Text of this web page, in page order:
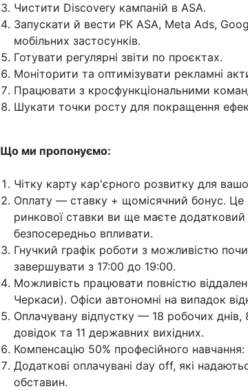
Чистити Discovery кампаній в ASA.
Запускати й вести РК ASA, Meta Ads,
мобільних застосунків.
Готувати регулярні звіти по проєктах.
Моніторити та оптимізувати рекламні
Працювати з кросфункціональними
Шукати точки росту для покращення
Що ми пропонуємо:
Чітку карту кар'єрного розвитку для
Оплату — ставку + щомісячний бонус. Це
ринкової ставки ви ще маєте
безпосередньо впливати.
Гнучкий графік роботи з можливістю
завершувати з 17:00 до 19:00.
Можливість працювати повністю
Черкаси). Офіси автономні на випадок
Оплачувану відпустку — 18 робочих днів,
довідок та 11 державних вихідних.
Компенсацію 50% професійного навчання:
Додаткові оплачувані day off, які
обставин.